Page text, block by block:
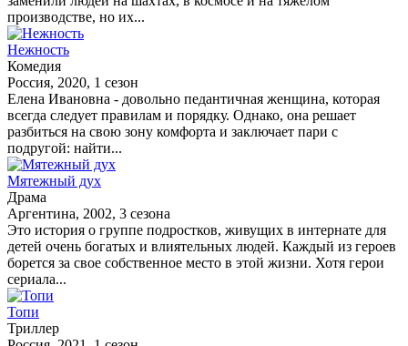
производстве, но их...
Нежность
Комедия
Россия, 2020, 1 сезон
Елена Ивановна - довольно педантичная женщина, которая
всегда следует правилам и порядку. Однако, она решает
разбиться на свою зону комфорта и заключает пари с
подругой: найти...
Мятежный дух
Драма
Аргентина, 2002, 3 сезона
Это история о группе подростков, живущих в интернате для
детей очень богатых и влиятельных людей. Каждый из героев
борется за свое собственное место в этой жизни. Хотя герои
сериала...
Топи
Триллер